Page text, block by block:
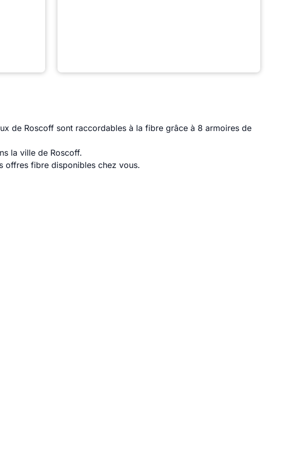
de Roscoff sont raccordables à la fibre grâce à 8 armoires de
la ville de Roscoff.
offres fibre disponibles chez vous.